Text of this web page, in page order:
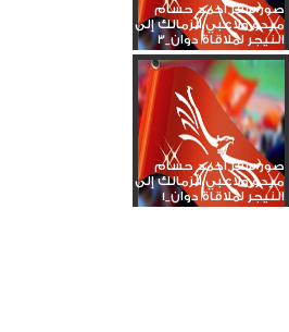
صور سفر أحمد حسام
ميدو ولاعبي الزمالك إلى
النيجر لملاقاة دوان_3
صور سفر أحمد حسام
ميدو ولاعبي الزمالك إلى
النيجر لملاقاة دوان_1